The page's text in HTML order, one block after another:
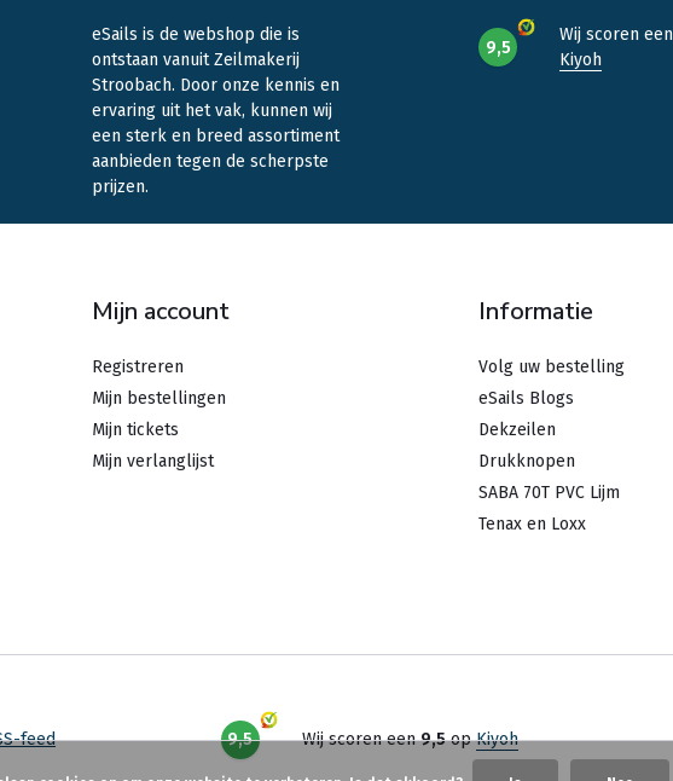
eSails is de webshop die is
ontstaan vanuit Zeilmakerij
Stroobach. Door onze kennis en
ervaring uit het vak, kunnen wij
een sterk en breed assortiment
aanbieden tegen de scherpste
prijzen.
9,5
Wij scoren een
Kiyoh
Mijn account
Registreren
Mijn bestellingen
Mijn tickets
Mijn verlanglijst
Informatie
Volg uw bestelling
eSails Blogs
Dekzeilen
Drukknopen
SABA 70T PVC Lijm
Tenax en Loxx
feed 9,5 Wij scoren een9,5opKiyoh